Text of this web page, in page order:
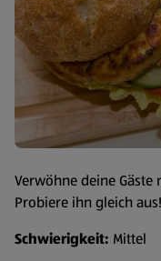
Verwöhne deine
Probiere ihn gleich aus!
Schwierigkeit: Mittel